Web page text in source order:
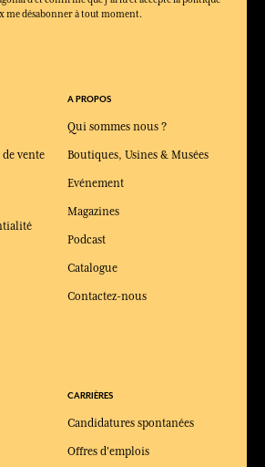
me désabonner à tout moment.
vente
A PROPOS
Qui sommes nous ?
Boutiques, Usines & Musées
Evénement
Magazines
Podcast
Catalogue
Contactez-nous
CARRIÈRES
Candidatures spontanées
Offres d'emplois